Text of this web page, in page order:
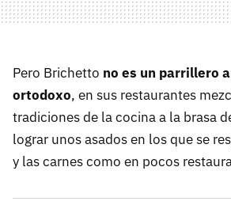
Pero Brichetto no es un parrillero
ortodoxo, en sus restaurantes
tradiciones de la cocina a la brasa
lograr unos asados en los que se
y las carnes como en pocos